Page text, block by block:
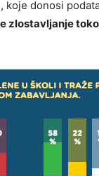
koje donosi
zlostavljanje